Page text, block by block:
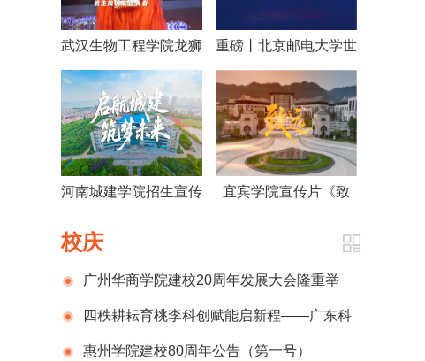
武汉生物工程学院龙狮
宣传片
重磅丨北京邮电大学世
传片发布
河南城建学院招生宣传 宜宾学院宣传片《致
校庆
广州华商学院建校20周年发展大会隆重举
行 四秩耕耘育桃李科创赋能启新程——广东科
学技术职业学院（广东省科技干部学院）举办
惠州学院建校80周年公告（第一号）